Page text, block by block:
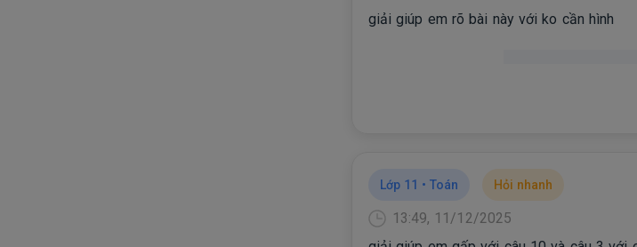
giải giúp em rõ bài này với ko cần hình
Lớp 11 • Toán Hỏi nhanh
13:49, 11/12/2025